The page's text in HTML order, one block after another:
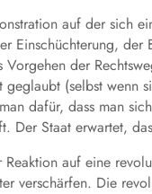
auf der sich
Einschüchterung,
der
(selbst wenn
dafür, dass man
Der Staat erwartet,
auf eine
verschärfen. Die